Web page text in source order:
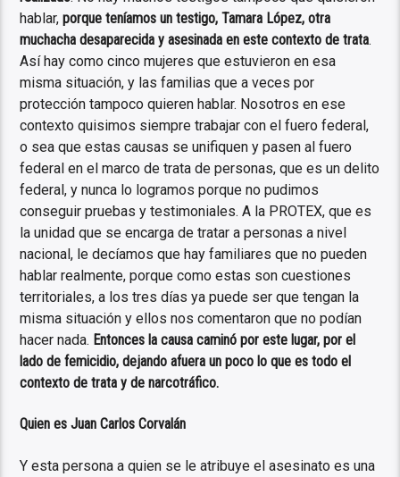
hablar,porque teníamos un testigo, Tamara López, otra
muchacha desaparecida y asesinada en este contexto de trata.
Así hay como cinco mujeres que estuvieron en esa
misma situación, y las familias que a veces por
protección tampoco quieren hablar. Nosotros en ese
contexto quisimos siempre trabajar con el fuero federal,
o sea que estas causas se unifiquen y pasen al fuero
federal en el marco de trata de personas, que es un delito
federal, y nunca lo logramos porque no pudimos
conseguir pruebas y testimoniales. A la PROTEX, que es
la unidad que se encarga de tratar a personas a nivel
nacional, le decíamos que hay familiares que no pueden
hablar realmente, porque como estas son cuestiones
territoriales, a los tres días ya puede ser que tengan la
misma situación y ellos nos comentaron que no podían
hacer nada. Entonces la causa caminó por este lugar, por el
lado de femicidio, dejando afuera un poco lo que es todo el
contexto de trata y de narcotráfico.
Quien es Juan Carlos Corvalán
Y esta persona a quien se le atribuye el asesinato es una